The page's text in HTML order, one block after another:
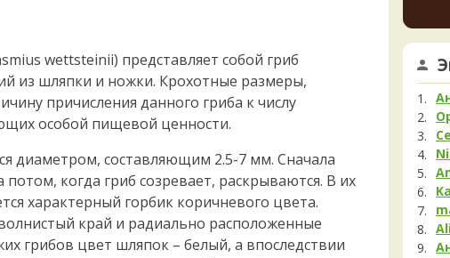
wettsteinii) представляет собой гриб
из шляпки и ножки. Крохотные размеры,
причисления данного гриба к числу
особой пищевой ценности.
диаметром, составляющим 2.5-7 мм. Сначала
когда гриб созревает, раскрываются. В их
характерный горбик коричневого цвета.
край и радиально расположенные
грибов цвет шляпок – белый, а впоследствии
но
края
2 дня